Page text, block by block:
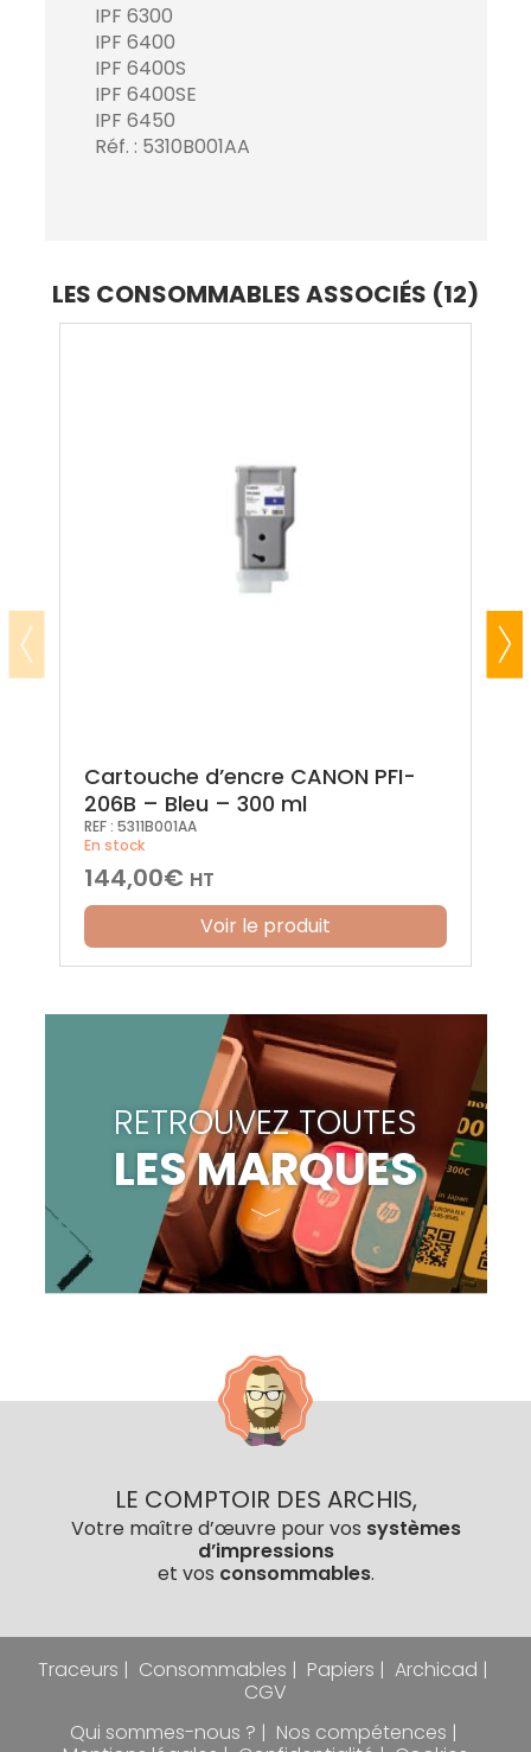
IPF 6300
IPF 6400
IPF 6400S
IPF 6400SE
IPF 6450
Réf. : 5310B001AA
LES CONSOMMABLES ASSOCIÉS (12)
Cartouche d’encre CANON PFI-
206B – Bleu – 300 ml
REF : 5311B001AA
En stock
144,00€ HT
Voir le produit
RETROUVEZ TOUTES
LES MARQUES
LE COMPTOIR DES ARCHIS,
Votre maître d’œuvre pour vos systèmes
d’impressions
et vos consommables.
Traceurs Consommables Papiers
Archicad
CGV
Qui sommes-nous ?
Nos compétences